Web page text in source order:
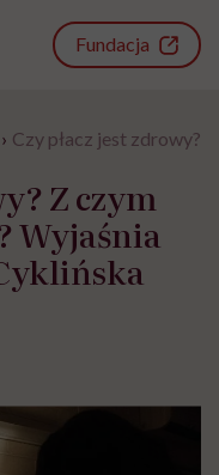
Fundacja
› Czy płacz jest zdrowy?
Z czym
Wyjaśnia